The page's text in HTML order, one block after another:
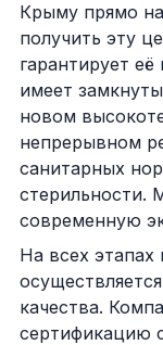
Крыму прямо
получить эту
гарантирует
имеет
новом
непрерывном
санитарных
стерильности.
современную
На всех этапах
качества.
сертификацию